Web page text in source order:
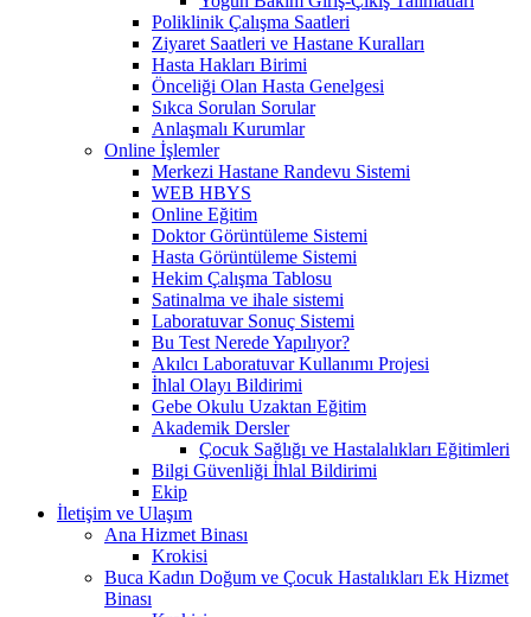
Poliklinik Çalışma Saatleri
Ziyaret Saatleri ve Hastane Kuralları
Hasta Hakları Birimi
Önceliği Olan Hasta Genelgesi
Sıkca Sorulan Sorular
Anlaşmalı Kurumlar
Online İşlemler
Merkezi Hastane Randevu Sistemi
WEB HBYS
Online Eğitim
Doktor Görüntüleme Sistemi
Hasta Görüntüleme Sistemi
Hekim Çalışma Tablosu
Satinalma ve ihale sistemi
Laboratuvar Sonuç Sistemi
Bu Test Nerede Yapılıyor?
Akılcı Laboratuvar Kullanımı Projesi
İhlal Olayı Bildirimi
Gebe Okulu Uzaktan Eğitim
Akademik Dersler
Çocuk Sağlığı ve Hastalalıkları Eğitimleri
Bilgi Güvenliği İhlal Bildirimi
Ekip
İletişim ve Ulaşım
Ana Hizmet Binası
Krokisi
Buca Kadın Doğum ve Çocuk Hastalıkları Ek Hizmet
Binası